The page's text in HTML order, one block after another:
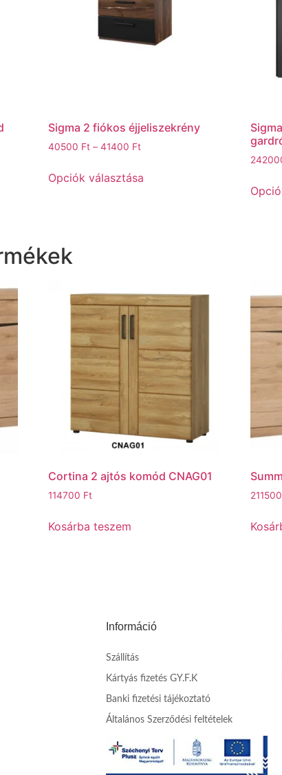
Sigma 2 fiókos éjjeliszekrény
40500 Ft – 41400 Ft
Opciók választása
Cortina 2 ajtós komód CNAG01
114700 Ft
Kosárba teszem
211500
Információ
Szállítás
Kártyás fizetés GY.F.K
Banki fizetési tájékoztató
Általános Szerződési feltételek